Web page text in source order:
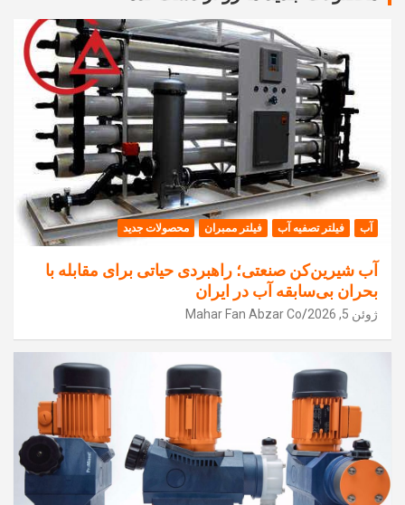
آب فیلتر تصفیه آب فیلتر ممبران محصولات جدید
آب شیرین‌کن صنعتی؛ راهبردی حیاتی برای مقابله با
بحران بی‌سابقه آب در ایران
ژوئن 5, 2026 Mahar Fan Abzar Co